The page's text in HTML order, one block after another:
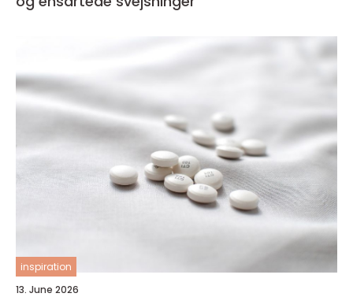
inspiration
13. June 2026